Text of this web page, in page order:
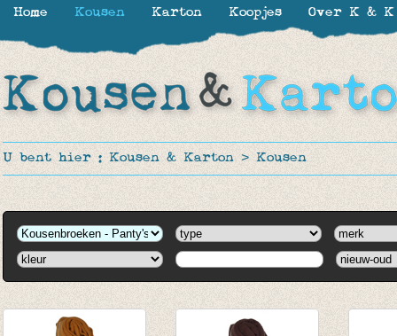
U bent hier : Kousen & Karton > Kousen
Home Kousen Karton Koopjes Over K & K